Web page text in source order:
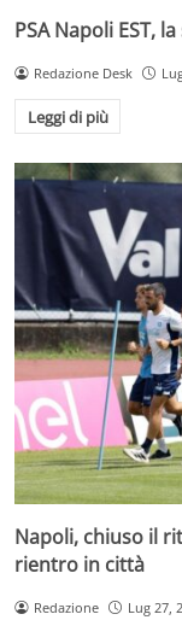
PSA Napoli EST,
Redazione Desk
Leggi di più
Napoli, chiuso il
rientro in città
Redazione Lug 27,